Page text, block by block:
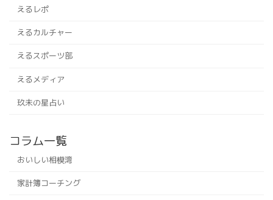
えるレポ
えるカルチャー
えるスポーツ部
えるメディア
玖未の星占い
コラム一覧
おいしい相模湾
家計簿コーチング